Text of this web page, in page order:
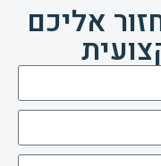
אליכם